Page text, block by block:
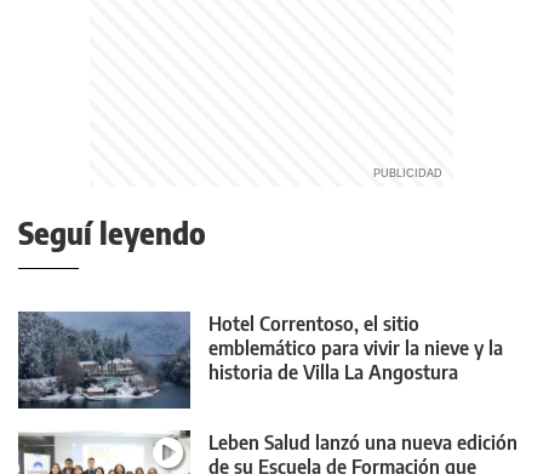
Seguí leyendo
Hotel Correntoso, el sitio
emblemático para vivir la nieve y la
historia de Villa La Angostura
Leben Salud lanzó una nueva edición
de su Escuela de Formación que